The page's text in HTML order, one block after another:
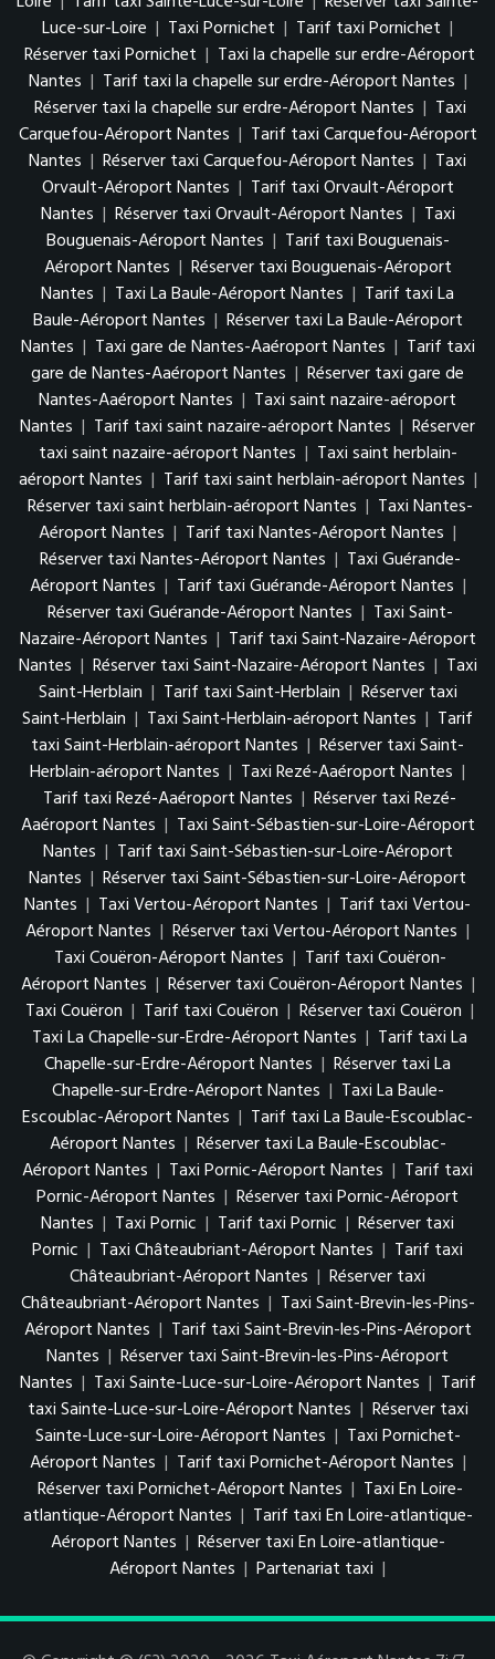
Luce-sur-Loire | Taxi Pornichet | Tarif taxi Pornichet |
Réserver taxi Pornichet | Taxi la chapelle sur erdre-Aéroport
Nantes | Tarif taxi la chapelle sur erdre-Aéroport Nantes |
Réserver taxi la chapelle sur erdre-Aéroport Nantes | Taxi
Carquefou-Aéroport Nantes | Tarif taxi Carquefou-Aéroport
Nantes | Réserver taxi Carquefou-Aéroport Nantes | Taxi
Orvault-Aéroport Nantes | Tarif taxi Orvault-Aéroport
Nantes | Réserver taxi Orvault-Aéroport Nantes | Taxi
Bouguenais-Aéroport Nantes | Tarif taxi Bouguenais-
Aéroport Nantes | Réserver taxi Bouguenais-Aéroport
Nantes | Taxi La Baule-Aéroport Nantes | Tarif taxi La
Baule-Aéroport Nantes | Réserver taxi La Baule-Aéroport
Nantes | Taxi gare de Nantes-Aaéroport Nantes | Tarif taxi
gare de Nantes-Aaéroport Nantes | Réserver taxi gare de
Nantes-Aaéroport Nantes | Taxi saint nazaire-aéroport
Nantes | Tarif taxi saint nazaire-aéroport Nantes | Réserver
taxi saint nazaire-aéroport Nantes | Taxi saint herblain-
aéroport Nantes | Tarif taxi saint herblain-aéroport Nantes |
Réserver taxi saint herblain-aéroport Nantes | Taxi Nantes-
Aéroport Nantes | Tarif taxi Nantes-Aéroport Nantes |
Réserver taxi Nantes-Aéroport Nantes | Taxi Guérande-
Aéroport Nantes | Tarif taxi Guérande-Aéroport Nantes |
Réserver taxi Guérande-Aéroport Nantes | Taxi Saint-
Nazaire-Aéroport Nantes | Tarif taxi Saint-Nazaire-Aéroport
Nantes | Réserver taxi Saint-Nazaire-Aéroport Nantes | Taxi
Saint-Herblain | Tarif taxi Saint-Herblain | Réserver taxi
Saint-Herblain | Taxi Saint-Herblain-aéroport Nantes | Tarif
taxi Saint-Herblain-aéroport Nantes | Réserver taxi Saint-
Herblain-aéroport Nantes | Taxi Rezé-Aaéroport Nantes |
Tarif taxi Rezé-Aaéroport Nantes | Réserver taxi Rezé-
Aaéroport Nantes | Taxi Saint-Sébastien-sur-Loire-Aéroport
Nantes | Tarif taxi Saint-Sébastien-sur-Loire-Aéroport
Nantes | Réserver taxi Saint-Sébastien-sur-Loire-Aéroport
Nantes | Taxi Vertou-Aéroport Nantes | Tarif taxi Vertou-
Aéroport Nantes | Réserver taxi Vertou-Aéroport Nantes |
Taxi Couëron-Aéroport Nantes | Tarif taxi Couëron-
Aéroport Nantes | Réserver taxi Couëron-Aéroport Nantes |
Taxi Couëron | Tarif taxi Couëron | Réserver taxi Couëron |
Taxi La Chapelle-sur-Erdre-Aéroport Nantes | Tarif taxi La
Chapelle-sur-Erdre-Aéroport Nantes | Réserver taxi La
Chapelle-sur-Erdre-Aéroport Nantes | Taxi La Baule-
Escoublac-Aéroport Nantes | Tarif taxi La Baule-Escoublac-
Aéroport Nantes | Réserver taxi La Baule-Escoublac-
Aéroport Nantes | Taxi Pornic-Aéroport Nantes | Tarif taxi
Pornic-Aéroport Nantes | Réserver taxi Pornic-Aéroport
Nantes | Taxi Pornic | Tarif taxi Pornic | Réserver taxi
Pornic | Taxi Châteaubriant-Aéroport Nantes | Tarif taxi
Châteaubriant-Aéroport Nantes | Réserver taxi
Châteaubriant-Aéroport Nantes | Taxi Saint-Brevin-les-Pins-
Aéroport Nantes | Tarif taxi Saint-Brevin-les-Pins-Aéroport
Nantes | Réserver taxi Saint-Brevin-les-Pins-Aéroport
Nantes | Taxi Sainte-Luce-sur-Loire-Aéroport Nantes | Tarif
taxi Sainte-Luce-sur-Loire-Aéroport Nantes | Réserver taxi
Sainte-Luce-sur-Loire-Aéroport Nantes | Taxi Pornichet-
Aéroport Nantes | Tarif taxi Pornichet-Aéroport Nantes |
Réserver taxi Pornichet-Aéroport Nantes | Taxi En Loire-
atlantique-Aéroport Nantes | Tarif taxi En Loire-atlantique-
Aéroport Nantes | Réserver taxi En Loire-atlantique-
Aéroport Nantes | Partenariat taxi |